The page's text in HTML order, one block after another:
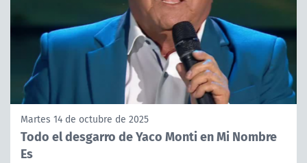
Martes 14 de octubre de 2025
Todo el desgarro de Yaco Monti en Mi Nombre
Es